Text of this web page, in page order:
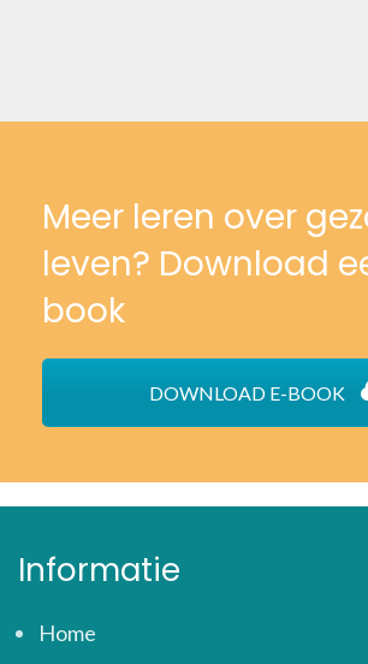
Meer leren over
leven? Download
book
DOWNLOAD E-BOOK
Informatie
Home